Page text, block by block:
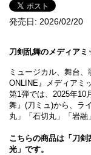
発売日: 2026/02/20
刀剣乱舞のメディアミ
ミュージカル、舞台
ONLINE』メディアミ
第1弾では、2025年10
舞』(刀ミュ)から、ラ
丸」「石切丸」「岩融
こちらの商品は「刀
光」です。